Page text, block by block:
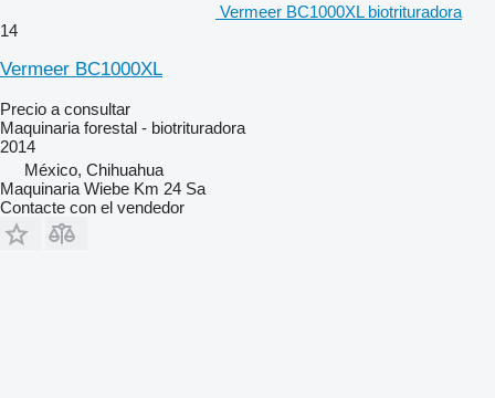
Vermeer BC1000XL biotrituradora
14
Vermeer BC1000XL
Precio a consultar
Maquinaria forestal - biotrituradora
2014
México, Chihuahua
Maquinaria Wiebe Km 24 Sa
Contacte con el vendedor